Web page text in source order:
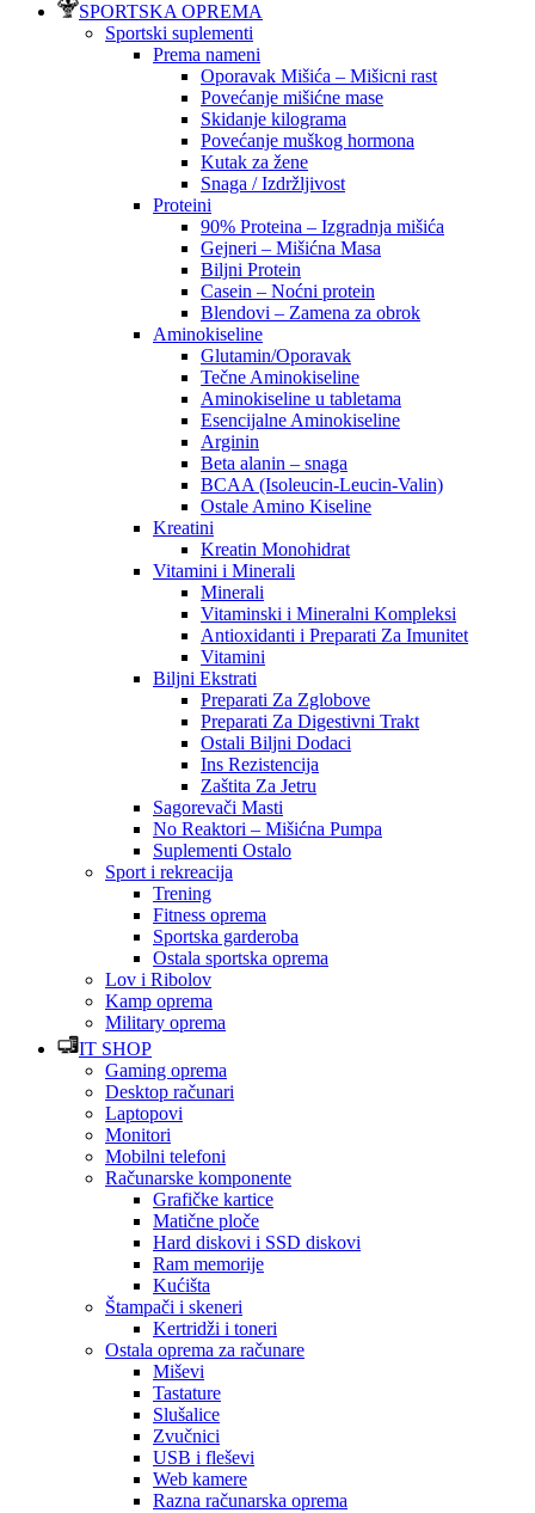
SPORTSKA OPREMA
Sportski suplementi
Prema nameni
Oporavak Mišića – Mišicni rast
Povećanje mišićne mase
Skidanje kilograma
Povećanje muškog hormona
Kutak za žene
Snaga / Izdržljivost
Proteini
90% Proteina – Izgradnja mišića
Gejneri – Mišićna Masa
Biljni Protein
Casein – Noćni protein
Blendovi – Zamena za obrok
Aminokiseline
Glutamin/Oporavak
Tečne Aminokiseline
Aminokiseline u tabletama
Esencijalne Aminokiseline
Arginin
Beta alanin – snaga
BCAA (Isoleucin-Leucin-Valin)
Ostale Amino Kiseline
Kreatini
Kreatin Monohidrat
Vitamini i Minerali
Minerali
Vitaminski i Mineralni Kompleksi
Antioxidanti i Preparati Za Imunitet
Vitamini
Biljni Ekstrati
Preparati Za Zglobove
Preparati Za Digestivni Trakt
Ostali Biljni Dodaci
Ins Rezistencija
Zaštita Za Jetru
Sagorevači Masti
No Reaktori – Mišićna Pumpa
Suplementi Ostalo
Sport i rekreacija
Trening
Fitness oprema
Sportska garderoba
Ostala sportska oprema
Lov i Ribolov
Kamp oprema
Military oprema
IT SHOP
Gaming oprema
Desktop računari
Laptopovi
Monitori
Mobilni telefoni
Računarske komponente
Grafičke kartice
Matične ploče
Hard diskovi i SSD diskovi
Ram memorije
Kućišta
Štampači i skeneri
Kertridži i toneri
Ostala oprema za računare
Miševi
Tastature
Slušalice
Zvučnici
USB i fleševi
Web kamere
Razna računarska oprema